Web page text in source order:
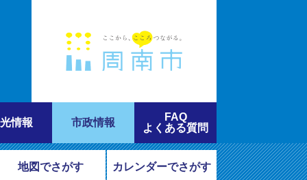
情報 市政情報
FAQ
よくある質問
地図でさがす カレンダーでさがす